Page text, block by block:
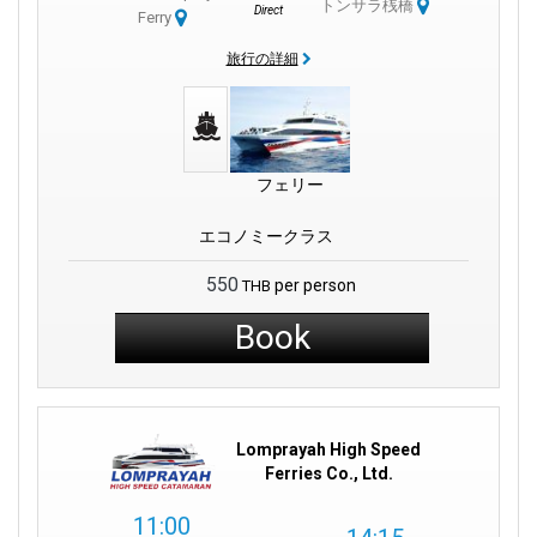
Ferry
Direct トンサラ桟橋
旅行の詳細
フェリー
エコノミークラス
550 THB per person
Book
Lomprayah High Speed
Ferries Co., Ltd.
11:00